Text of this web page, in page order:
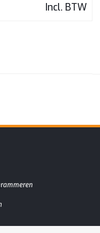
Incl. BTW